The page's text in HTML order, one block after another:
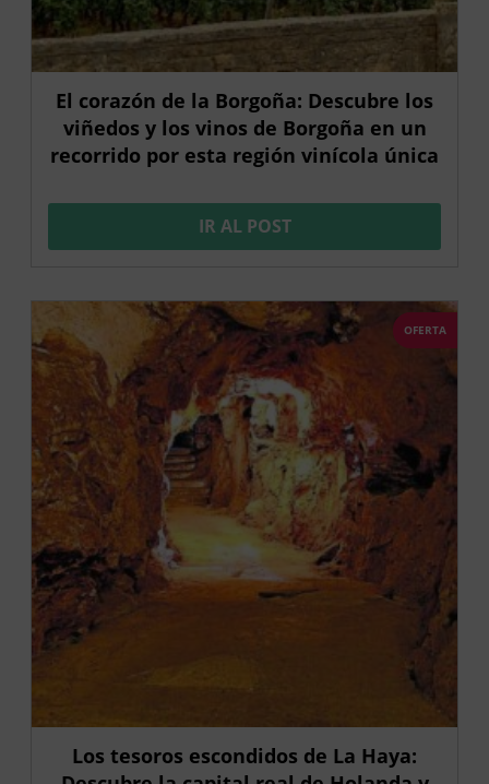
El corazón de la Borgoña: Descubre los
viñedos y los vinos de Borgoña en un
recorrido por esta región vinícola única
IR AL POST
OFERTA
Los tesoros escondidos de La Haya: